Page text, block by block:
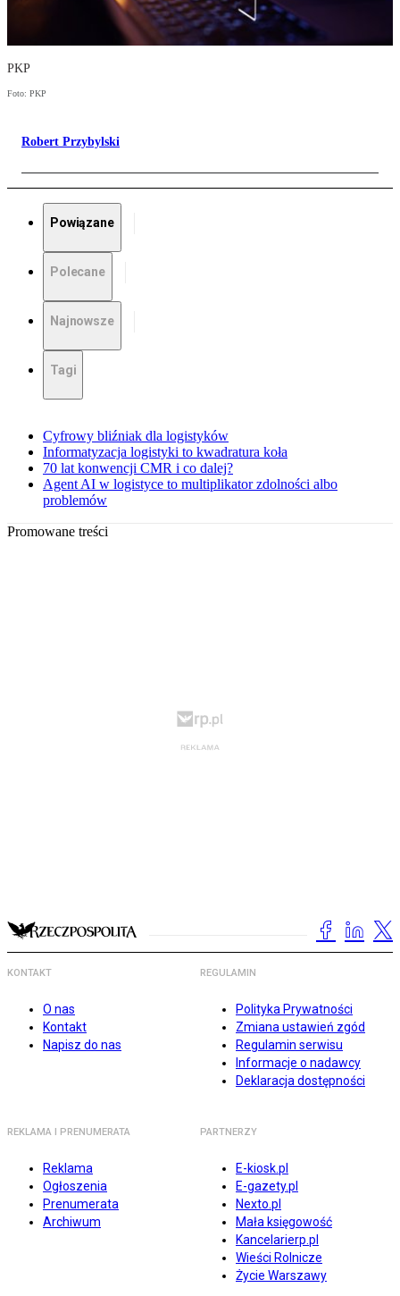
PKP
Foto: PKP
Robert Przybylski
Powiązane
Polecane
Najnowsze
Tagi
Cyfrowy bliźniak dla logistyków
Informatyzacja logistyki to kwadratura koła
70 lat konwencji CMR i co dalej?
Agent AI w logistyce to multiplikator zdolności albo
problemów
Promowane treści
KONTAKT
O nas
Kontakt
Napisz do nas
REGULAMIN
Polityka Prywatności
Zmiana ustawień zgód
Regulamin serwisu
Informacje o nadawcy
Deklaracja dostępności
REKLAMA I PRENUMERATA
Reklama
Ogłoszenia
Prenumerata
Archiwum
PARTNERZY
E-kiosk.pl
E-gazety.pl
Nexto.pl
Mała księgowość
Kancelarierp.pl
Wieści Rolnicze
Życie Warszawy